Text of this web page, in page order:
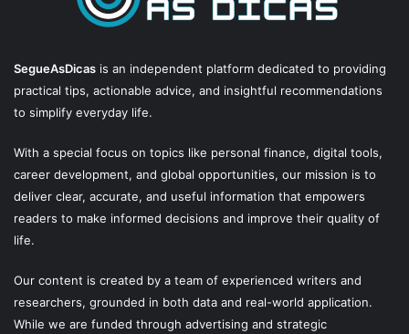
SegueAsDicas is an independent platform dedicated to providing
practical tips, actionable advice, and insightful recommendations
to simplify everyday life.
With a special focus on topics like personal finance, digital tools,
career development, and global opportunities, our mission is to
deliver clear, accurate, and useful information that empowers
readers to make informed decisions and improve their quality of
life.
Our content is created by a team of experienced writers and
researchers, grounded in both data and real-world application.
While we are funded through advertising and strategic